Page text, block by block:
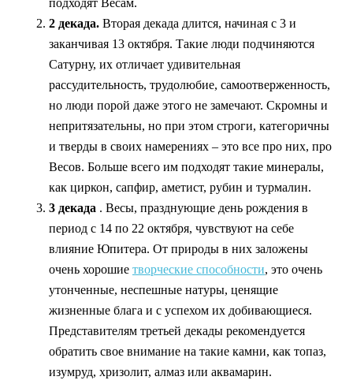
подходят Весам.
2 декада. Вторая декада длится, начиная с 3 и
заканчивая 13 октября. Такие люди подчиняются
Сатурну, их отличает удивительная
рассудительность, трудолюбие, самоотверженность,
но люди порой даже этого не замечают. Скромны и
непритязательны, но при этом строги, категоричны
и тверды в своих намерениях – это все про них, про
Весов. Больше всего им подходят такие минералы,
как циркон, сапфир, аметист, рубин и турмалин.
3 декада . Весы, празднующие день рождения в
период с 14 по 22 октября, чувствуют на себе
влияние Юпитера. От природы в них заложены
очень хорошие творческие способности, это очень
утонченные, неспешные натуры, ценящие
жизненные блага и с успехом их добивающиеся.
Представителям третьей декады рекомендуется
обратить свое внимание на такие камни, как топаз,
изумруд, хризолит, алмаз или аквамарин.